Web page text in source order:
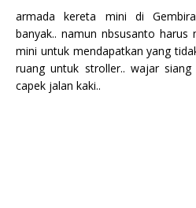
armada kereta mini di
banyak.. namun nbsusanto harus
mini untuk mendapatkan yang
ruang untuk stroller.. wajar
capek jalan kaki..